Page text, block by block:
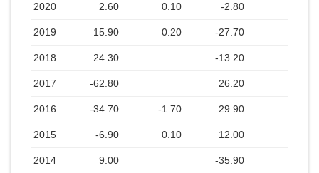
2020 2.60 0.10 -2.80
2019 15.90 0.20 -27.70
2018 24.30 -13.20
2017 -62.80 26.20
2016 -34.70 -1.70 29.90
2015 -6.90 0.10 12.00
2014 9.00 -35.90